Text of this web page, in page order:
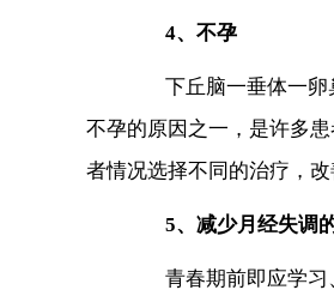
4、不孕
下丘脑一垂体一卵巢
不孕的原因之一，是许多
者情况选择不同的治疗，
5、减少月经失调
青春期前即应学习、